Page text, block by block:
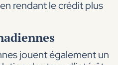
rendant le crédit plus
jouent également un